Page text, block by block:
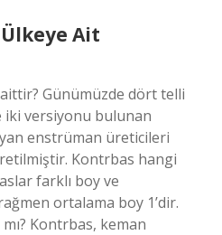
Ait
Günümüzde dört telli
iki versiyonu bulunan
enstrüman üreticileri
Kontrbas hangi
farklı boy ve
ortalama boy 1’dir.
Kontrbas, keman